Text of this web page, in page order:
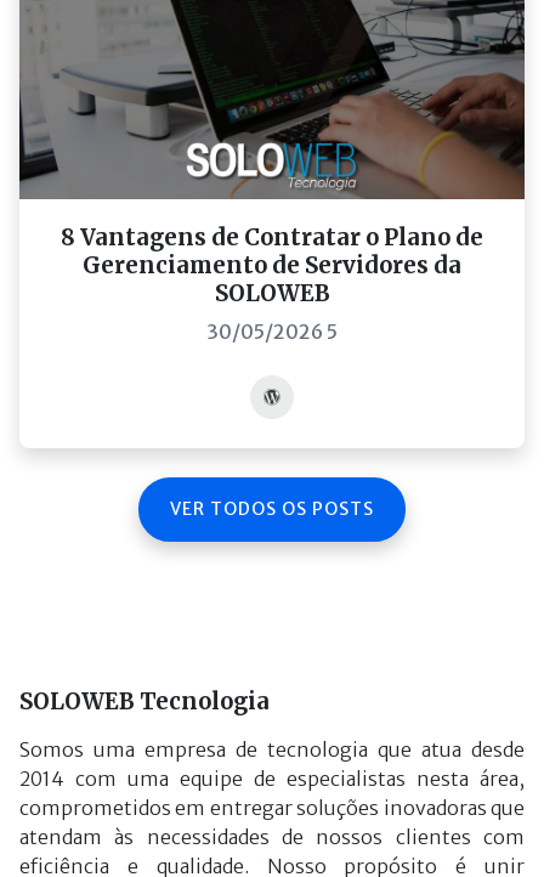
8 Vantagens de Contratar o Plano de
Gerenciamento de Servidores da
SOLOWEB
30/05/2026 5
Acessar post
VER TODOS OS POSTS
SOLOWEB Tecnologia
Somos uma empresa de tecnologia que atua desde
2014 com uma equipe de especialistas nesta área,
comprometidos em entregar soluções inovadoras que
atendam às necessidades de nossos clientes com
eficiência e qualidade. Nosso propósito é unir